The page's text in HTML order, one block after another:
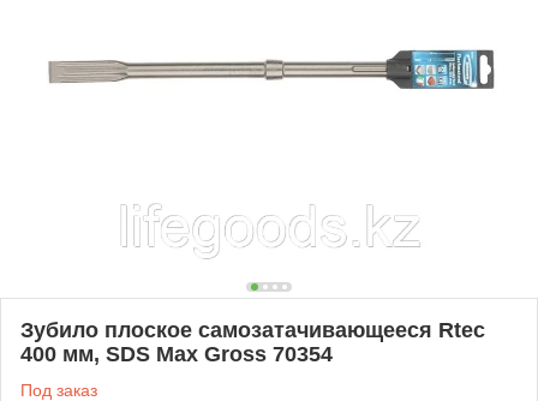
Зубило плоское самозатачивающееся Rtec
400 мм, SDS Max Gross 70354
Под заказ